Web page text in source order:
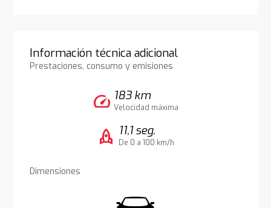
Información técnica adicional
Prestaciones, consumo y emisiones
speed 183 km
Velocidad máxima
rocket 11,1 seg.
De 0 a 100 km/h
Dimensiones